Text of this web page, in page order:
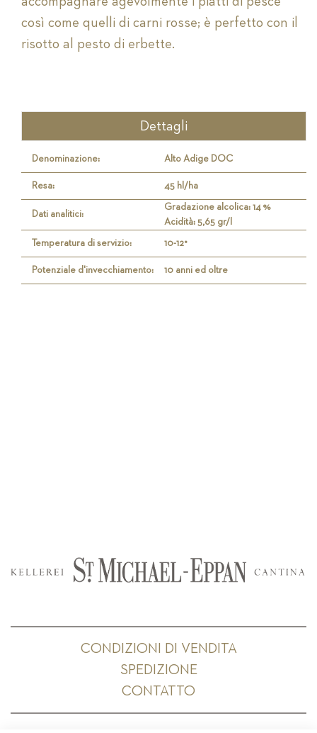
così come quelli di carni rosse; è perfetto con il
risotto al pesto di erbette.
Dettagli
Denominazione: Alto Adige DOC
Resa: 45 hl/ha
Dati analitici:
Gradazione alcolica: 14 %
Acidità: 5,65 gr/l
Temperatura di servizio: 10-12°
Potenziale d'invecchiamento: 10 anni ed oltre
CONDIZIONI DI VENDITA
SPEDIZIONE
CONTATTO